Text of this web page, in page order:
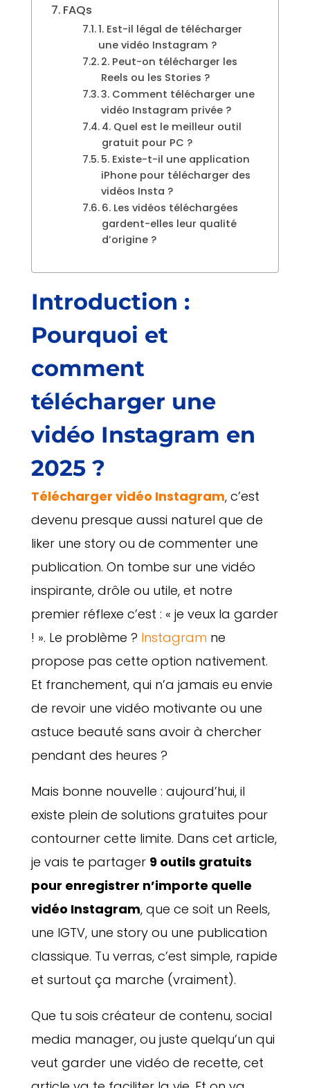
FAQs
1. Est-il légal de télécharger
une vidéo Instagram ?
2. Peut-on télécharger les
Reels ou les Stories ?
3. Comment télécharger une
vidéo Instagram privée ?
4. Quel est le meilleur outil
gratuit pour PC ?
5. Existe-t-il une application
iPhone pour télécharger des
vidéos Insta ?
6. Les vidéos téléchargées
gardent-elles leur qualité
d’origine ?
Introduction :
Pourquoi et
comment
télécharger une
vidéo Instagram en
2025 ?
Télécharger vidéo Instagram, c’est
devenu presque aussi naturel que de
liker une story ou de commenter une
publication. On tombe sur une vidéo
inspirante, drôle ou utile, et notre
premier réflexe c’est : « je veux la garder
! ». Le problème ? Instagram ne
propose pas cette option nativement.
Et franchement, qui n’a jamais eu envie
de revoir une vidéo motivante ou une
astuce beauté sans avoir à chercher
pendant des heures ?
Mais bonne nouvelle : aujourd’hui, il
existe plein de solutions gratuites pour
contourner cette limite. Dans cet article,
je vais te partager 9 outils gratuits
pour enregistrer n’importe quelle
vidéo Instagram, que ce soit un Reels,
une IGTV, une story ou une publication
classique. Tu verras, c’est simple, rapide
et surtout ça marche (vraiment).
Que tu sois créateur de contenu, social
media manager, ou juste quelqu’un qui
veut garder une vidéo de recette, cet